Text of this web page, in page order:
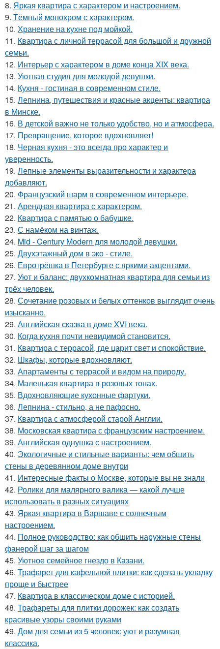
8. Яркая квартира с характером и настроением.
9. Тёмный монохром с характером.
10. Хранение на кухне под мойкой.
11. Квартира с личной террасой для большой и дружной
семьи.
12. Интерьер с характером в доме конца XIX века.
13. Уютная студия для молодой девушки.
14. Кухня - гостиная в современном стиле.
15. Лепнина, путешествия и красные акценты: квартира
в Минске.
16. В детской важно не только удобство, но и атмосфера.
17. Превращение, которое вдохновляет!
18. Черная кухня - это всегда про характер и
уверенность.
19. Лепные элементы выразительности и характера
добавляют.
20. Французский шарм в современном интерьере.
21. Арендная квартира с характером.
22. Квартира с памятью о бабушке.
23. С намёком на винтаж.
24. Mid - Century Modern для молодой девушки.
25. Двухэтажный дом в эко - стиле.
26. Евротрёшка в Петербурге с яркими акцентами.
27. Уют и баланс: двухкомнатная квартира для семьи из
трёх человек.
28. Сочетание розовых и белых оттенков выглядит очень
изысканно.
29. Английская сказка в доме XVI века.
30. Когда кухня почти невидимой становится.
31. Квартира с террасой, где царит свет и спокойствие.
32. Шкафы, которые вдохновляют.
33. Апартаменты с террасой и видом на природу.
34. Маленькая квартира в розовых тонах.
35. Вдохновляющие кухонные фартуки.
36. Лепнина - стильно, а не пафосно.
37. Квартира с атмосферой старой Англии.
38. Московская квартира с французским настроением.
39. Английская однушка с настроением.
40. Экологичные и стильные варианты: чем обшить
стены в деревянном доме внутри
41. Интересные факты о Москве, которые вы не знали
42. Ролики для малярного валика — какой лучше
использовать в разных ситуациях
43. Яркая квартира в Варшаве с солнечным
настроением.
44. Полное руководство: как обшить наружные стены
фанерой шаг за шагом
45. Уютное семейное гнездо в Казани.
46. Трафарет для кафельной плитки: как сделать укладку
проще и быстрее
47. Квартира в классическом доме с историей.
48. Трафареты для плитки дорожек: как создать
красивые узоры своими руками
49. Дом для семьи из 5 человек: уют и разумная
классика.